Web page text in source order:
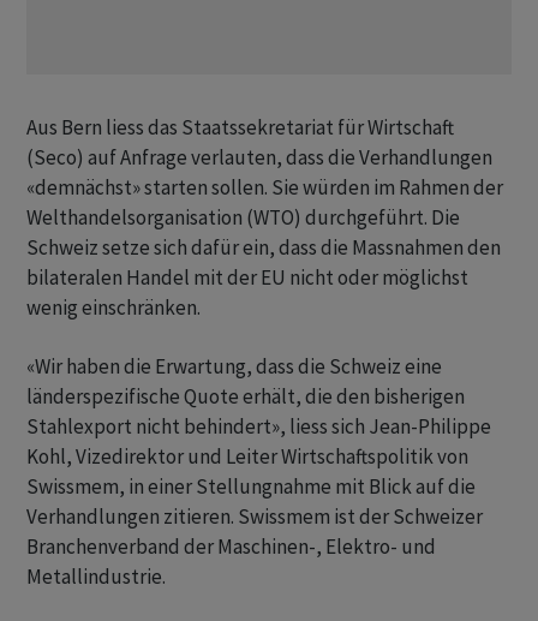
Aus Bern liess das Staatssekretariat für Wirtschaft
(Seco) auf Anfrage verlauten, dass die Verhandlungen
«demnächst» starten sollen. Sie würden im Rahmen der
Welthandelsorganisation (WTO) durchgeführt. Die
Schweiz setze sich dafür ein, dass die Massnahmen den
bilateralen Handel mit der EU nicht oder möglichst
wenig einschränken.
«Wir haben die Erwartung, dass die Schweiz eine
länderspezifische Quote erhält, die den bisherigen
Stahlexport nicht behindert», liess sich Jean-Philippe
Kohl, Vizedirektor und Leiter Wirtschaftspolitik von
Swissmem, in einer Stellungnahme mit Blick auf die
Verhandlungen zitieren. Swissmem ist der Schweizer
Branchenverband der Maschinen-, Elektro- und
Metallindustrie.